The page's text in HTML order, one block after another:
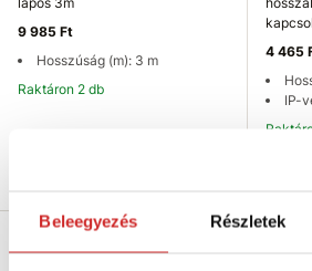
Beleegyezés Részletek
9 985 Ft
Hosszúság (m): 3 m
Raktáron 2 db
4 465
IP-